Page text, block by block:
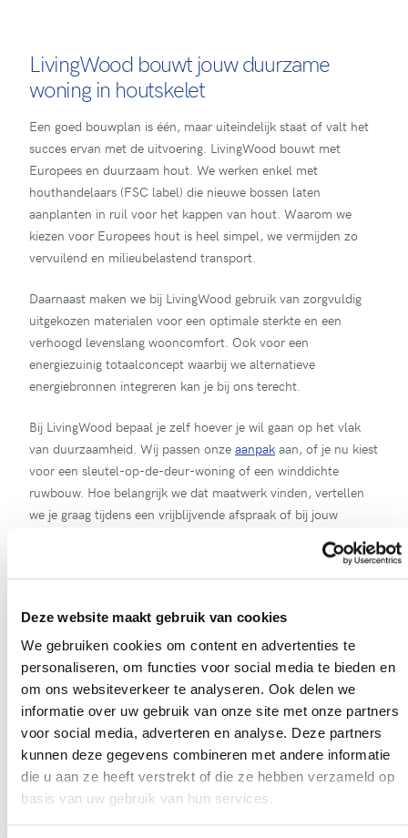
Deze website maakt gebruik van cookies
We gebruiken cookies om content en advertenties te
personaliseren, om functies voor social media te bieden en
om ons websiteverkeer te analyseren. Ook delen we
informatie over uw gebruik van onze site met onze partners
voor social media, adverteren en analyse. Deze partners
kunnen deze gegevens combineren met andere informatie
die u aan ze heeft verstrekt of die ze hebben verzameld op
basis van uw gebruik van hun services.
LivingWood bouwt jouw duurzame
woning in houtskelet
Een goed bouwplan is één, maar uiteindelijk staat of valt het
succes ervan met de uitvoering. LivingWood bouwt met
Europees en duurzaam hout. We werken enkel met
houthandelaars (FSC label) die nieuwe bossen laten
aanplanten in ruil voor het kappen van hout. Waarom we
kiezen voor Europees hout is heel simpel, we vermijden zo
vervuilend en milieubelastend transport.
Daarnaast maken we bij LivingWood gebruik van zorgvuldig
uitgekozen materialen voor een optimale sterkte en een
verhoogd levenslang wooncomfort. Ook voor een
energiezuinig totaalconcept waarbij we alternatieve
energiebronnen integreren kan je bij ons terecht.
Bij LivingWood bepaal je zelf hoever je wil gaan op het vlak
van duurzaamheid. Wij passen onze aanpak aan, of je nu kiest
voor een sleutel-op-de-deur-woning of een winddichte
ruwbouw. Hoe belangrijk we dat maatwerk vinden, vertellen
we je graag tijdens een vrijblijvende afspraak of bij jouw
Benieuwd wat wevoor jouw
droomwoningkunnen
betekenen?
Contacteer ons